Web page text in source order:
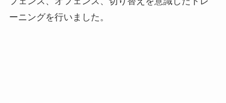
ーニングを行いました。